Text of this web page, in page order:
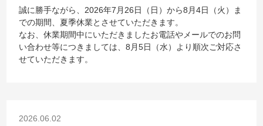
誠に勝手ながら、2026年7月26日（日）から8月4日（火）ま
での期間、夏季休業とさせていただきます。
なお、休業期間中にいただきましたお電話やメールでのお問
い合わせ等につきましては、8月5日（水）より順次ご対応さ
せていただきます。
2026.06.02